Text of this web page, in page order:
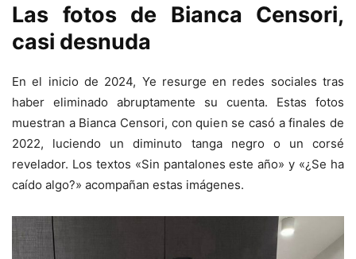
Las fotos de Bianca Censori,
casi desnuda
En el inicio de 2024, Ye resurge en redes sociales tras
haber eliminado abruptamente su cuenta. Estas fotos
muestran a Bianca Censori, con quien se casó a finales de
2022, luciendo un diminuto tanga negro o un corsé
revelador. Los textos «Sin pantalones este año» y «¿Se ha
caído algo?» acompañan estas imágenes.